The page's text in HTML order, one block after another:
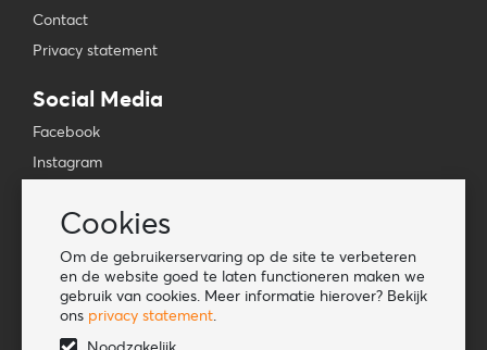
Cookies
Om de gebruikerservaring op de site te verbeteren
en de website goed te laten functioneren maken we
gebruik van cookies. Meer informatie hierover? Bekijk
ons privacy statement.
Contact
Privacy statement
Social Media
Facebook
Instagram
TikTok
Tools
Lookbook
Nieuwe klant